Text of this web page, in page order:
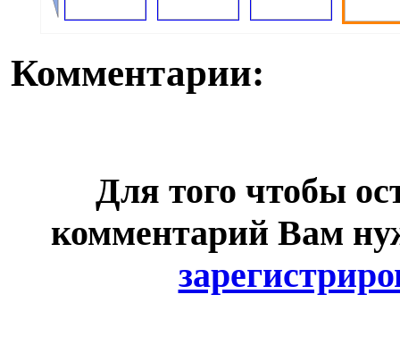
Комментарии:
Для того чтобы
комментарий Вам